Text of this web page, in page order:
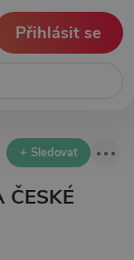
Přihlásit se
+ Sledovat
ČESKÉ